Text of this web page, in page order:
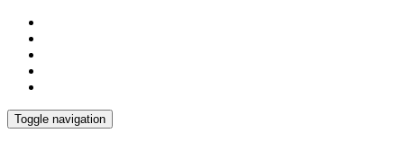
Toggle navigation